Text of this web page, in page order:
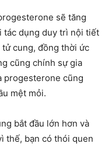
sẽ tăng
tác dụng duy trì nội tiết
cung, đồng thời ức
cũng chính sự gia
progesterone cũng
mệt mỏi.
bắt đầu lớn hơn và
thế, bạn có thói quen